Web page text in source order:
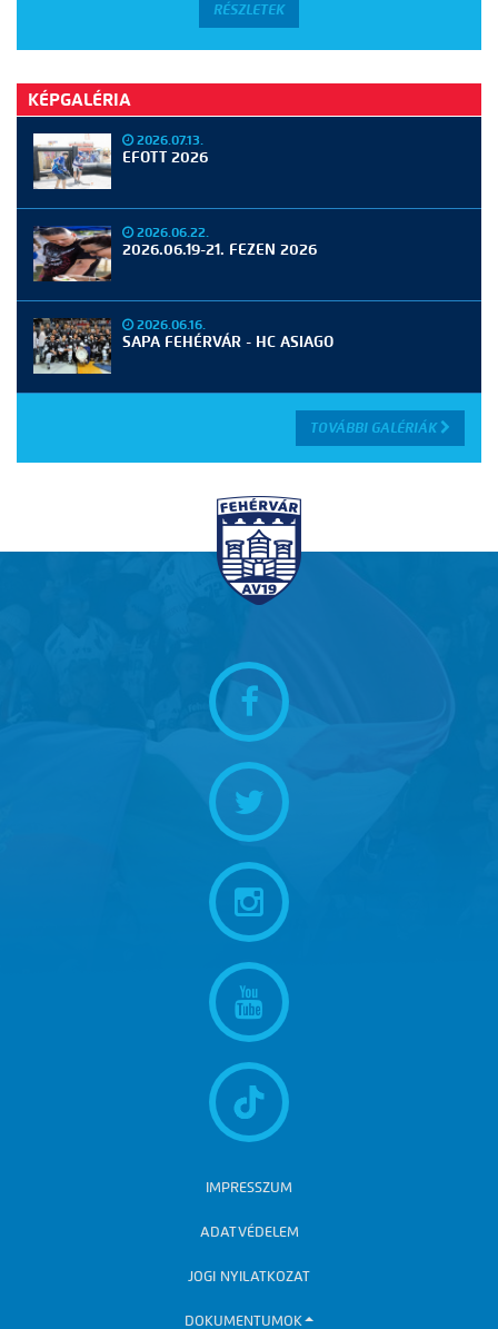
RÉSZLETEK
KÉPGALÉRIA
2026.07.13.
EFOTT 2026
2026.06.22.
2026.06.19-21. FEZEN 2026
2026.06.16.
SAPA FEHÉRVÁR - HC ASIAGO
TOVÁBBI GALÉRIÁK
IMPRESSZUM
ADATVÉDELEM
JOGI NYILATKOZAT
DOKUMENTUMOK